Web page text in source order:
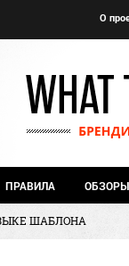
О
ПРАВИЛА ОБЗОРЫ
ШАБЛОНА